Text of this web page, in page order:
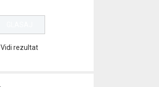
Vidi rezultat